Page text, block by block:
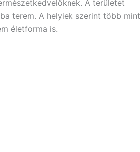
A területet
terem. A helyiek szerint több mint
életforma is.